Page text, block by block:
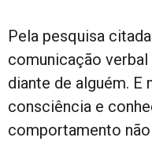
Pela pesquisa
comunicação
diante de alguém. E
consciência e
comportamento